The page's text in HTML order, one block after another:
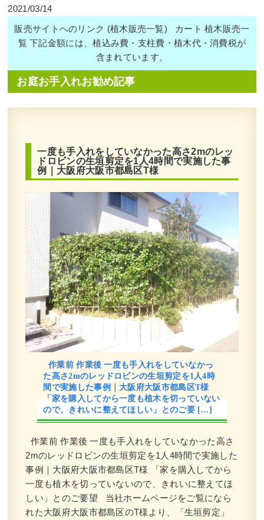
2021/03/14
販売サイトへのリンク (植木販売一覧) カート 植木販売一
覧 下記金額には、植込み費・支柱費・植木代・消費税が
含まれています。
お庭お手入れお勧め記事
一度も手入れをしていなかった高さ2mのレッ
ドロビンの生垣剪定を1人4時間で実施した事
例｜大阪府大阪市都島区T様
作業前 作業後 一度も手入れをしていなかっ
た高さ2mのレッドロビンの生垣剪定を1人4時
間で実施した事例｜大阪府大阪市都島区T様
「家を購入してから一度も植木を切っていない
ので、きれいに整えてほしい」とのご要 […]
作業前 作業後 一度も手入れをしていなかった高さ
2mのレッドロビンの生垣剪定を1人4時間で実施した
事例｜大阪府大阪市都島区T様 「家を購入してから
一度も植木を切っていないので、きれいに整えてほ
しい」とのご要望 当社ホームページをご覧になら
れた大阪府大阪市都島区のT様より、「生垣剪定」